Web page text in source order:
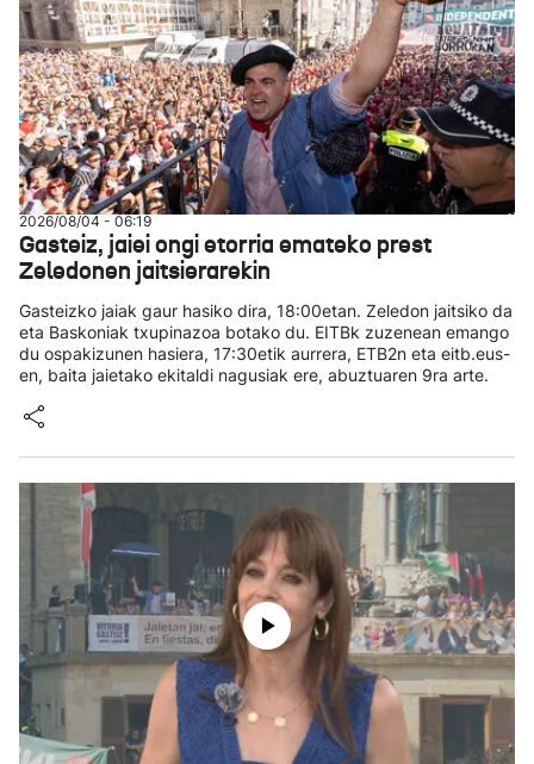
2026/08/04 - 06:19
Gasteiz, jaiei ongi etorria emateko prest
Zeledonen jaitsierarekin
Gasteizko jaiak gaur hasiko dira, 18:00etan. Zeledon jaitsiko da
eta Baskoniak txupinazoa botako du. EITBk zuzenean emango
du ospakizunen hasiera, 17:30etik aurrera, ETB2n eta eitb.eus-
en, baita jaietako ekitaldi nagusiak ere, abuztuaren 9ra arte.